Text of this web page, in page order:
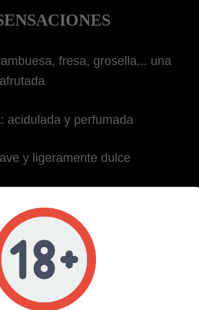
fresa, grosella... una
: acidulada y perfumada
y ligeramente dulce
IDEAL PARA EL